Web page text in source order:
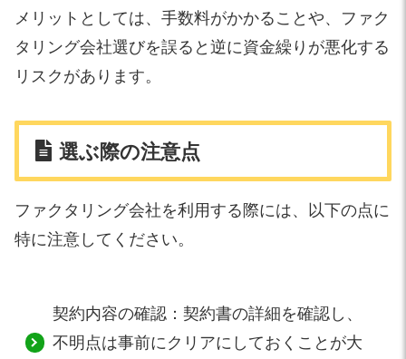
メリットとしては、手数料がかかることや、ファク
タリング会社選びを誤ると逆に資金繰りが悪化する
リスクがあります。
選ぶ際の注意点
ファクタリング会社を利用する際には、以下の点に
特に注意してください。
契約内容の確認：契約書の詳細を確認し、
不明点は事前にクリアにしておくことが大